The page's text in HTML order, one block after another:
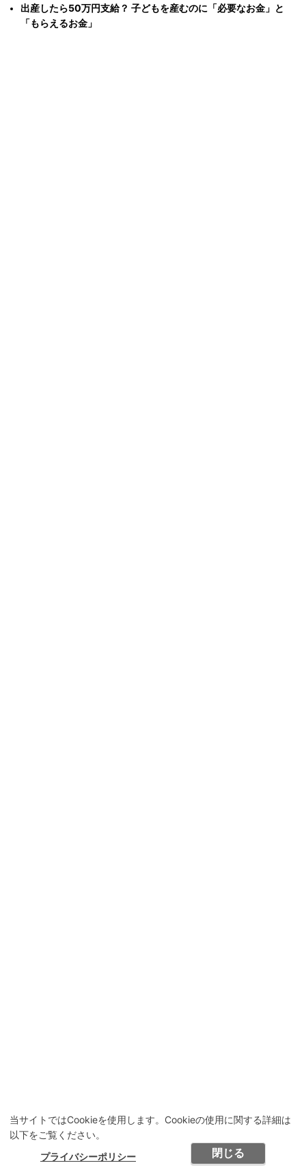
当サイトではCookieを使用します。Cookieの使用に関する詳細は
以下をご覧ください。
プライバシーポリシー
閉じる
出産したら50万円支給？ 子どもを産むのに「必要なお金」と
「もらえるお金」